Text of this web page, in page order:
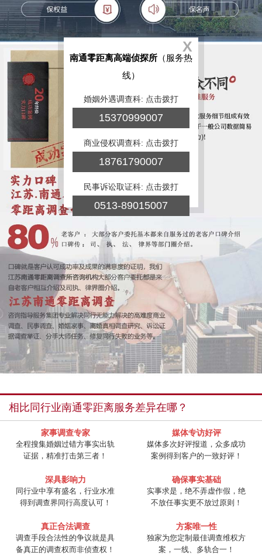
相比同行业南通零距离服务差异在哪？
家事调查专家
全程搜集婚姻过错方事实出轨
证据，精准打击第三者！
媒体专访好评
媒体多次好评报道，众多成功
案例得到客户的一致好评！
深具影响力
同行业中享有盛名，行业水准
得到调查界同行高度认可！
确保事实基础
实事求是，绝不弄虚作假，绝
不放任事实更不放过原则！
真正合法调查
调查手段合法性的争议就是具
备真正的调查权而非侦查权！
方案唯一性
独家为您定制最佳调查维权方
案，一线、多轨合一！
X
南通零距离高端侦探所 （服务热
线）
婚姻外遇调查科: 点击拨打
15370999007
商业侵权调查科: 点击拨打
18761790007
民事诉讼取证科: 点击拨打
0513-89015007